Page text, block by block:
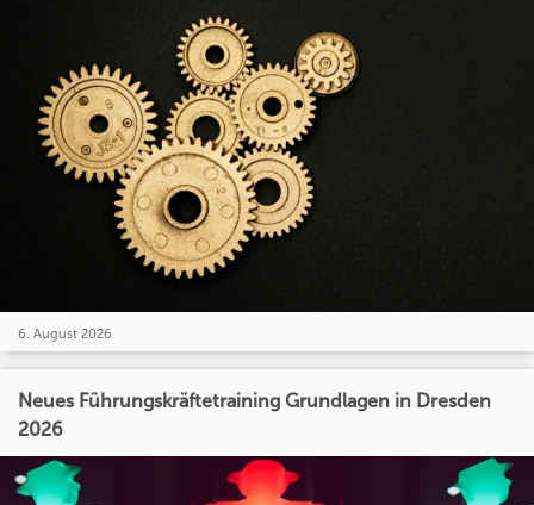
6. August 2026
Neues Führungskräftetraining Grundlagen in Dresden
2026